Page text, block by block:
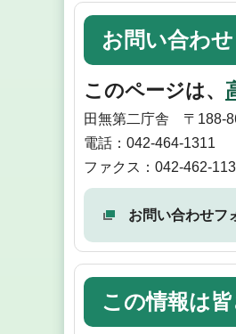
お問い合わせ
このページは、
田無第二庁舎 〒188-
電話：042-464-1311
ファクス：042-462-
お問い合わせフ
この情報は